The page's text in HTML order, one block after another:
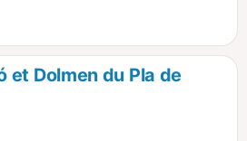
siphon du Canal de Bohère et,
Site Minier du Salver de
de vue sur la vallée et le massif du
et Dolmen du Pla de